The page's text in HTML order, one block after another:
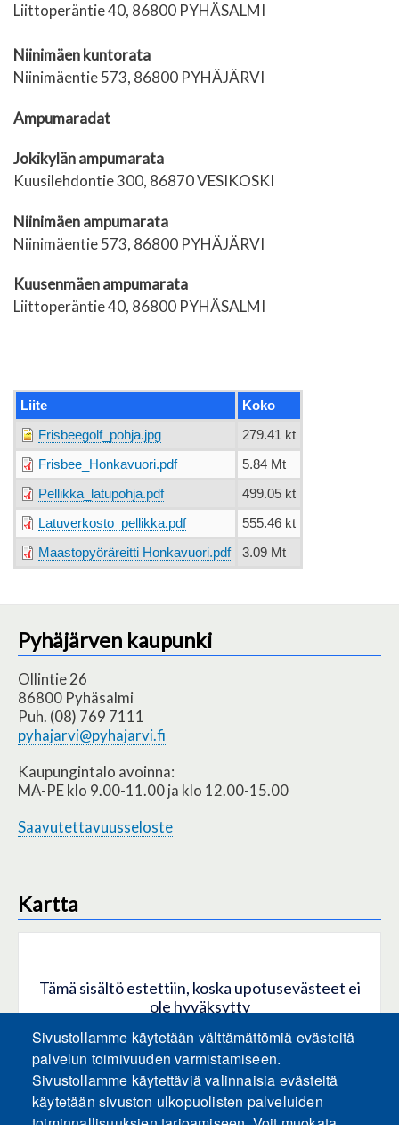
Liittoperäntie 40, 86800 PYHÄSALMI
Niinimäen kuntorata
Niinimäentie 573, 86800 PYHÄJÄRVI
Ampumaradat
Jokikylän ampumarata
Kuusilehdontie 300, 86870 VESIKOSKI
Niinimäen ampumarata
Niinimäentie 573, 86800 PYHÄJÄRVI
Kuusenmäen ampumarata
Liittoperäntie 40, 86800 PYHÄSALMI
Liite Koko
Frisbeegolf_pohja.jpg 279.41 kt
Frisbee_Honkavuori.pdf 5.84 Mt
Pellikka_latupohja.pdf 499.05 kt
Latuverkosto_pellikka.pdf 555.46 kt
Maastopyöräreitti Honkavuori.pdf 3.09 Mt
Pyhäjärven kaupunki
Ollintie 26
86800 Pyhäsalmi
Puh. (08) 769 7111
pyhajarvi@pyhajarvi.fi
Kaupungintalo avoinna:
MA-PE klo 9.00-11.00 ja klo 12.00-15.00
Saavutettavuusseloste
Kartta
Tämä sisältö estettiin, koska upotusevästeet ei
ole hyväksytty
HYVÄKSY KAIKKI EVÄSTEET
Hyväksy vain upotusevästeet
Sivustollamme käytetään välttämättömiä evästeitä
palvelun toimivuuden varmistamiseen.
Sivustollamme käytettäviä valinnaisia evästeitä
käytetään sivuston ulkopuolisten palveluiden